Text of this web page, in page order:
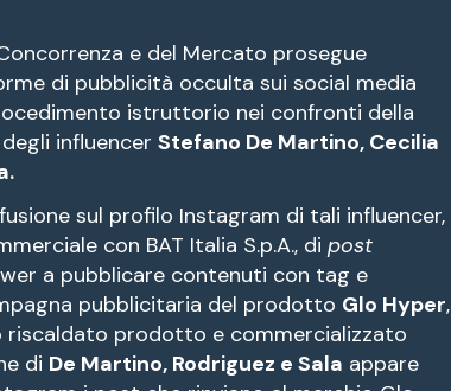
e del Mercato prosegue
di pubblicità occulta sui social media
istruttorio nei confronti della
influencer Stefano De Martino, Cecilia
sul profilo Instagram di tali influencer,
con BAT Italia S.p.A., di post
a pubblicare contenuti con tag e
pubblicitaria del prodotto Glo Hyper,
prodotto e commercializzato
di De Martino, Rodriguez e Sala appare